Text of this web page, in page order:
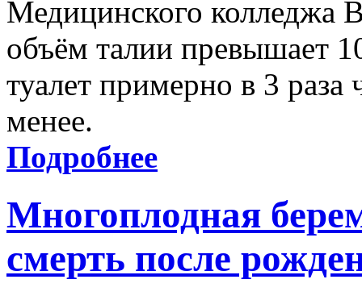
Медицинского колледжа
объём талии превышает
туалет примерно в 3
менее.
Подробнее
Многоплодная
смерть после